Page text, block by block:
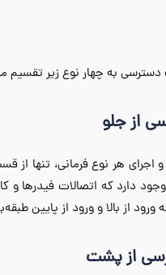
دسترسی به چهار نوع زیر تقسیم
هر نوع فرمانی، تنها از
دارد که اتصالات فیدرها و
از بالا و ورود از پایین